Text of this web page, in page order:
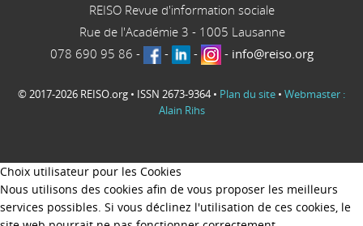
REISO Revue d'information sociale
Rue de l'Académie 3 - 1005 Lausanne
078 690 95 86 - - - - info@reiso.org
© 2017-2026 REISO.org • ISSN 2673-9364 • Plan du site • Webmaster :
Alain Rihs
Choix utilisateur pour les Cookies
Nous utilisons des cookies afin de vous proposer les meilleurs
services possibles. Si vous déclinez l'utilisation de ces cookies, le